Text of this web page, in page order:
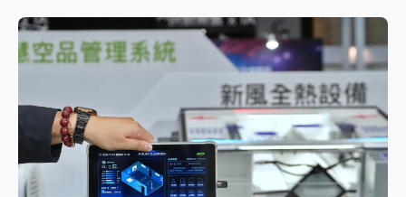
暑假過三周才推「E宿新北打卡趣」！抽獎程序複雜 觀
旅局回應了
中信慈善基金會想增加董事人數！辜仲諒向法院聲請遭
駁 理由曝光
故宮《龍藏經》特展第2檔！今線上預約開賣一度塞車
周六起展出延長至晚上7時